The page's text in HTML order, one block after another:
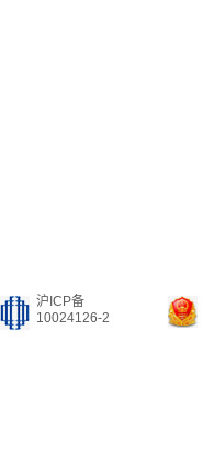
沪ICP备
10024126-2